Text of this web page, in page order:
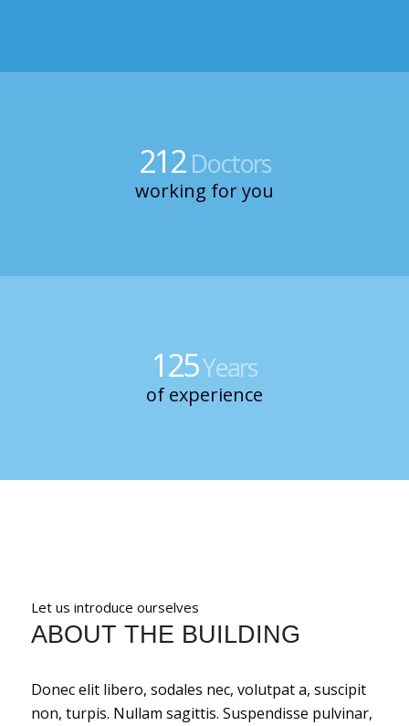
212Doctors
working for you
125Years
of experience
Let us introduce ourselves
ABOUT THE BUILDING
Donec elit libero, sodales nec, volutpat a, suscipit
non, turpis. Nullam sagittis. Suspendisse pulvinar,